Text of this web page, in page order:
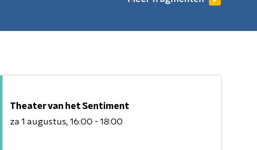
Theater van het Sentiment
za 1 augustus 16:00 - 18:00